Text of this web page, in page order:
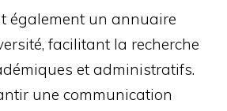
également un annuaire
facilitant la recherche
et administratifs.
une communication